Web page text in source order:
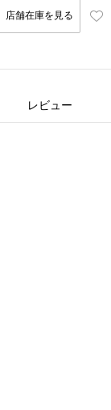
店舗在庫を見る
レビュー